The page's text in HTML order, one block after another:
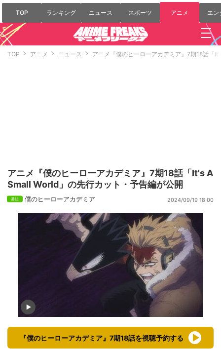
TOP ランキング ニュース スポーツ アニメ エン
TOP アニメ ニュース アニメ『僕のヒーローアカデミア』7期18話「
アニメ『僕のヒーローアカデミア』7期18話「It's A
Small World」の先行カット・予告編が公開
僕のヒーローアカデミア 2024/09/19 18:00
『僕のヒーローアカデミア』7期18話を視聴予約する